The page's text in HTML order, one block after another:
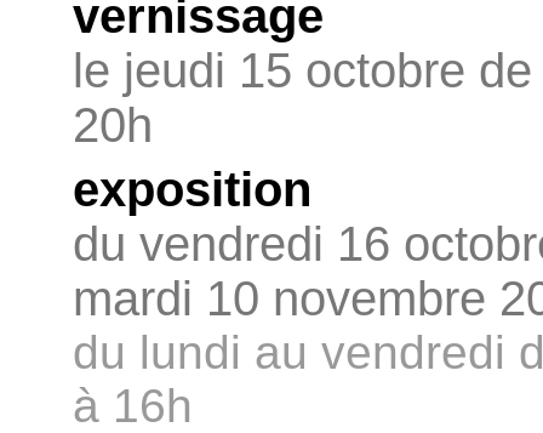
vernissage
le jeudi 15 octobre
20h
exposition
du vendredi 16
mardi 10 novembre
du lundi au vendredi
à 16h